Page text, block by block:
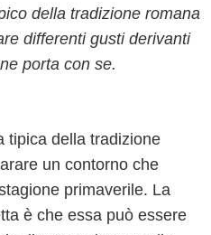
della tradizione romana
differenti gusti derivanti
porta con se.
tipica della tradizione
un contorno che
primaverile. La
è che essa può essere